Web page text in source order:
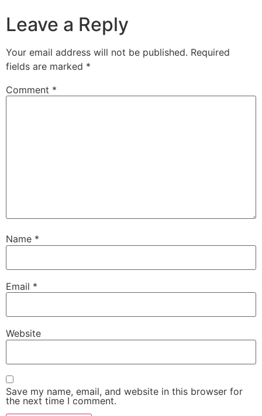
Leave a Reply
Your email address will not be published. Required
fields are marked *
Comment *
Name *
Email *
Website
Save my name, email, and website in this browser for
the next time I comment.